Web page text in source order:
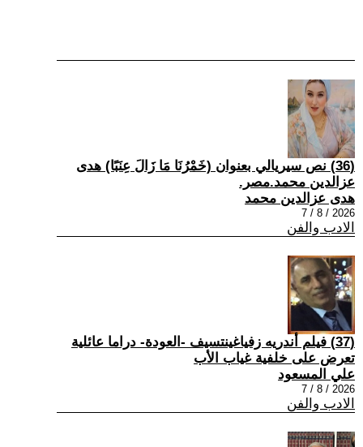
(36) نص سيريالي بعنوان (خَمْرُنَا مَا زَالَ عِنَبًا) هدى
عزالدين محمد.مصر.
هدى عزالدين محمد
2026 / 8 / 7
الادب والفن
(37) فيلم أندريه زفياغينتسيف -العودة- دراما عائلية
تعرض على خلفية غياب الأب
علي المسعود
2026 / 8 / 7
الادب والفن